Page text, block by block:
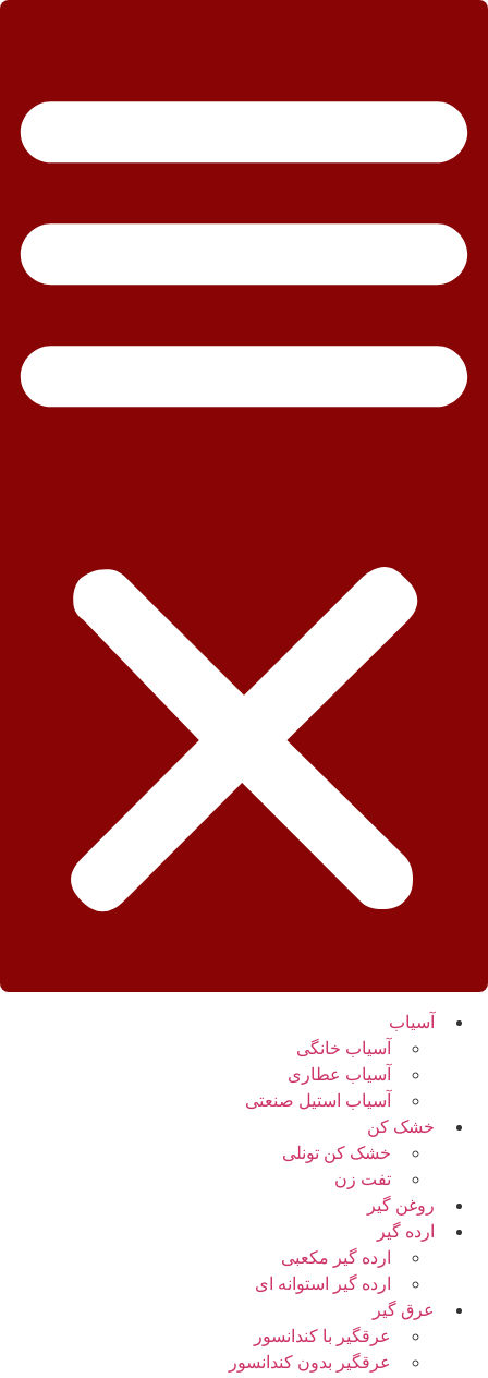
پرش
آسیاب
آسیاب خانگی
آسیاب عطاری
آسیاب استیل صنعتی
خشک کن
خشک کن تونلی
تفت زن
روغن گیر
ارده گیر
ارده گیر مکعبی
ارده گیر استوانه ای
عرق گیر
عرقگیر با کندانسور
عرقگیر بدون کندانسور